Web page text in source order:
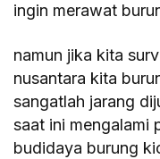
ingin merawat
namun jika kita
nusantara kita
sangatlah jarang
saat ini mengalami
budidaya burung